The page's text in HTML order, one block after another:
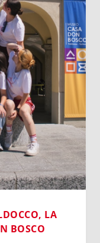
LA
BOSCO